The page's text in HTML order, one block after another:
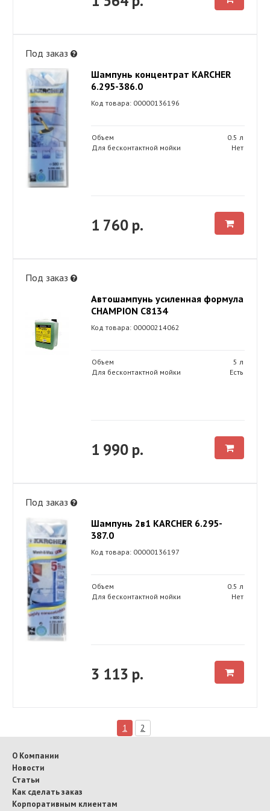
Под заказ
Шампунь концентрат KARСHER
6.295-386.0
Код товара: 00000136196
Объем
0.5 л
Для бесконтактной мойки
Нет
1 760 р.
Под заказ
Автошампунь усиленная формула
CHAMPION C8134
Код товара: 00000214062
Объем
5 л
Для бесконтактной мойки
Есть
1 990 р.
Под заказ
Шампунь 2в1 KARСHER 6.295-
387.0
Код товара: 00000136197
Объем
0.5 л
Для бесконтактной мойки
Нет
3 113 р.
1 2
О Компании
Новости
Статьи
Как сделать заказ
Корпоративным клиентам